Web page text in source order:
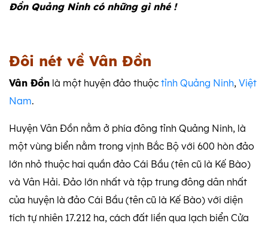
Đồn Quảng Ninh có những gì nhé !
Đôi nét về Vân Đồn
Vân Đồn là một huyện đảo thuộc tỉnh Quảng Ninh, Việt
Nam.
Huyện Vân Đồn nằm ở phía đông tỉnh Quảng Ninh, là
một vùng biển nằm trong vịnh Bắc Bộ với 600 hòn đảo
lớn nhỏ thuộc hai quần đảo Cái Bầu (tên cũ là Kế Bào)
và Vân Hải. Đảo lớn nhất và tập trung đông dân nhất
của huyện là đảo Cái Bầu (tên cũ là Kế Bào) với diện
tích tự nhiên 17.212 ha, cách đất liền qua lạch biển Cửa